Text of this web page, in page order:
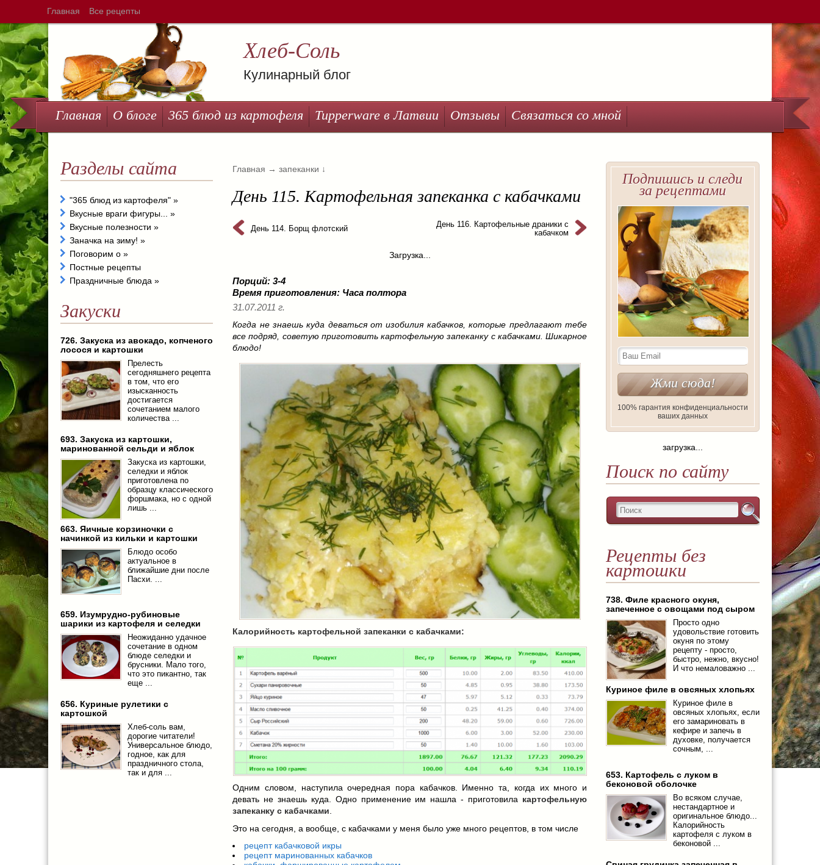
Главная Все рецепты
Хлеб-Соль
Кулинарный блог
Главная О блоге 365 блюд из картофеля Tupperware в Латвии Отзывы Связаться со мной
Главная →запеканки ↓
День 115. Картофельная запеканка с кабачками
День 114. Борщ флотский
День 116. Картофельные драники с
кабачком
Загрузка...
Порций: 3-4
Время приготовления: Часа полтора
31.07.2011 г.
Когда не знаешь куда деваться от изобилия кабачков, которые предлагают тебе
все подряд, советую приготовить картофельную запеканку с кабачками. Шикарное
блюдо!
Калорийность картофельной запеканки с кабачками:
Одним словом, наступила очередная пора кабачков. Именно та, когда их много и
девать не знаешь куда. Одно применение им нашла - приготовила картофельную
запеканку с кабачками
Это на сегодня, а вообще, с кабачками у меня было уже много рецептов, в том числе
рецепт кабачковой икры
рецепт маринованных кабачков
Разделы сайта
"365 блюд из картофеля" »
Вкусные враги фигуры... »
Вкусные полезности »
Заначка на зиму! »
Поговорим о »
Постные рецепты
Праздничные блюда »
Закуски
726. Закуска из авокадо, копченого
лосося и картошки
Прелесть
сегодняшнего рецепта
в том, что его
изысканность
достигается
сочетанием малого
количества ...
693. Закуска из картошки,
маринованной сельди и яблок
Закуска из картошки,
селедки и яблок
приготовлена по
образцу классического
форшмака, но с одной
лишь ...
663. Яичные корзиночки с
начинкой из кильки и картошки
Блюдо особо
актуальное в
ближайшие дни после
Пасхи. ...
659. Изумрудно-рубиновые
шарики из картофеля и селедки
Неожиданно удачное
сочетание в одном
блюде селедки и
брусники. Мало того,
что это пикантно, так
еще ...
656. Куриные рулетики с
картошкой
Хлеб-соль вам,
дорогие читатели!
Универсальное блюдо,
годное, как для
праздничного стола,
так и для ...
Подпишись и следи
за рецептами
100% гарантия конфиденциальности
ваших данных
загрузка...
Поиск по сайту
Рецепты без
картошки
738. Филе красного окуня,
запеченное с овощами под сыром
Просто одно
удовольствие готовить
окуня по этому
рецепту - просто,
быстро, нежно, вкусно!
И что немаловажно ...
Куриное филе в овсяных хлопьях
Куриное филе в
овсяных хлопьях, если
его замариновать в
кефире и запечь в
духовке, получается
сочным, ...
653. Картофель с луком в
беконовой оболочке
Во всяком случае,
нестандартное и
оригинальное блюдо...
Калорийность
картофеля с луком в
беконовой ...